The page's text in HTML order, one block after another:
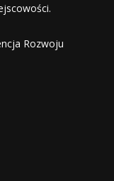
Rozwoju